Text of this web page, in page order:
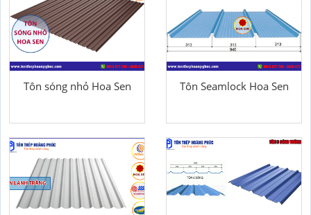
Tôn sóng nhỏ Hoa Sen Tôn Seamlock Hoa Sen